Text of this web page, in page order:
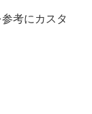
考にカスタ